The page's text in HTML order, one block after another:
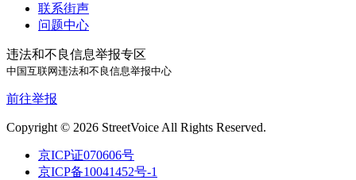
联系街声
问题中心
违法和不良信息举报专区
中国互联网违法和不良信息举报中心
前往举报
Copyright © 2026 StreetVoice All Rights Reserved.
京ICP证070606号
京ICP备10041452号-1